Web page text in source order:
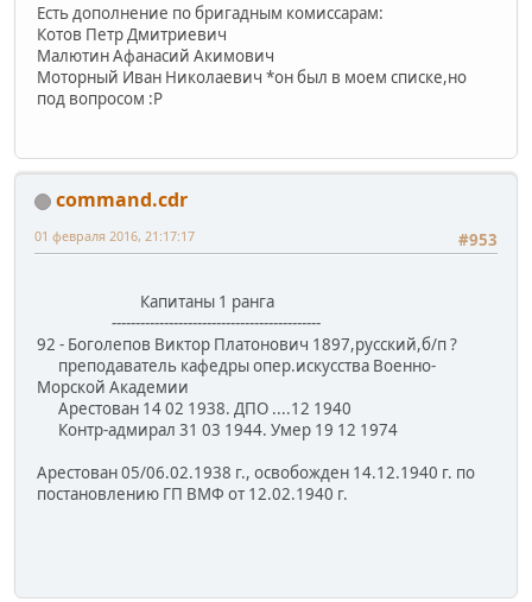
Есть дополнение по бригадным комиссарам:
Котов Петр Дмитриевич
Малютин Афанасий Акимович
Моторный Иван Николаевич *он был в моем списке,но
под вопросом :P
command.cdr
#953
01 февраля 2016, 21:17:17
Капитаны 1 ранга
--------------------------------------------
92 - Боголепов Виктор Платонович 1897,русский,б/п ?
преподаватель кафедры опер.искусства Военно-
Морской Академии
Арестован 14 02 1938. ДПО ....12 1940
Контр-адмирал 31 03 1944. Умер 19 12 1974
Арестован 05/06.02.1938 г., освобожден 14.12.1940 г. по
постановлению ГП ВМФ от 12.02.1940 г.